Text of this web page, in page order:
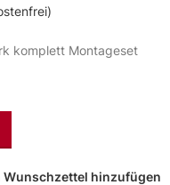
komplett Montageset
Wunschzettel hinzufügen